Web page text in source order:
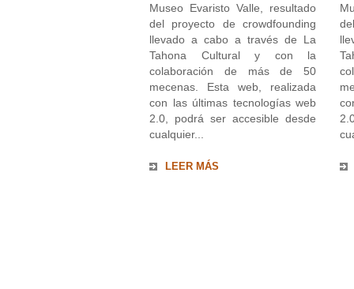
Museo Evaristo Valle, resultado
del proyecto de crowdfounding
llevado a cabo a través de La
Tahona Cultural y con la
colaboración de más de 50
mecenas. Esta web, realizada
con las últimas tecnologías web
2.0, podrá ser accesible desde
cualquier...
LEER MÁS